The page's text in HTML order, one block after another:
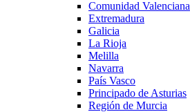
Comunidad Valenciana
Extremadura
Galicia
La Rioja
Melilla
Navarra
País Vasco
Principado de Asturias
Región de Murcia